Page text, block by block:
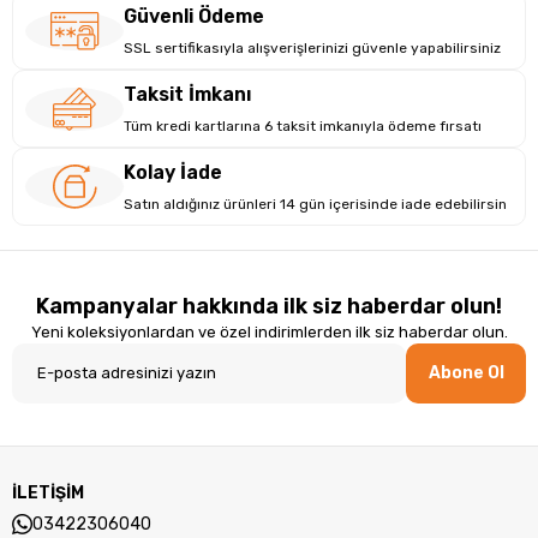
Güvenli Ödeme
SSL sertifikasıyla alışverişlerinizi güvenle yapabilirsiniz
Taksit İmkanı
Tüm kredi kartlarına 6 taksit imkanıyla ödeme fırsatı
Kolay İade
Satın aldığınız ürünleri 14 gün içerisinde iade edebilirsin
Kampanyalar hakkında ilk siz haberdar olun!
Yeni koleksiyonlardan ve özel indirimlerden ilk siz haberdar olun.
Abone Ol
İLETİŞİM
03422306040